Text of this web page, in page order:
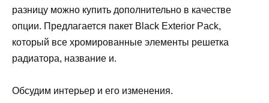
разницу можно купить дополнительно в качестве
опции. Предлагается пакет Black Exterior Pack,
который все хромированные элементы решетка
радиатора, название и.
Обсудим интерьер и его изменения.